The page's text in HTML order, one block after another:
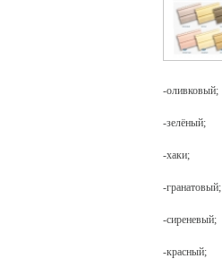
-оливковый;
-зелёный;
-хаки;
-гранатовый;
-сиреневый;
-красный;